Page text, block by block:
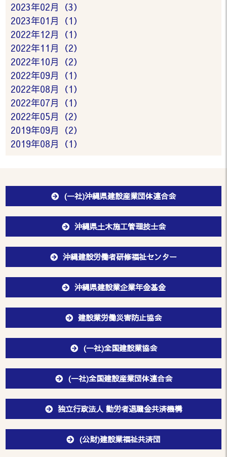
2023年02月（3）
2023年01月（1）
2022年12月（1）
2022年11月（2）
2022年10月（2）
2022年09月（1）
2022年08月（1）
2022年07月（1）
2022年05月（2）
2019年09月（2）
2019年08月（1）
(一社)沖縄県建設産業団体連合会
沖縄県土木施工管理技士会
沖縄建設労働者研修福祉センター
沖縄県建設業企業年金基金
建設業労働災害防止協会
(一社)全国建設業協会
(一社)全国建設産業団体連合会
独立行政法人 勤労者退職金共済機構
(公財)建設業福祉共済団